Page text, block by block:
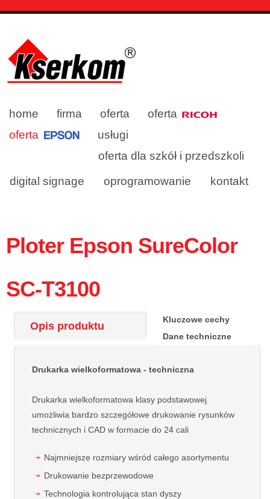
home firma oferta
oferta
oferta
usługi
oferta dla szkół i przedszkoli
digital signage
oprogramowanie kontakt
Ploter Epson SureColor
SC-T3100
Opis produktu
Kluczowe cechy
Dane techniczne
Drukarka wielkoformatowa - techniczna
Drukarka wielkoformatowa klasy podstawowej
umożliwia bardzo szczegółowe drukowanie rysunków
technicznych i CAD w formacie do 24 cali
Najmniejsze rozmiary wśród całego asortymentu
Drukowanie bezprzewodowe
Technologia kontrolująca stan dyszy